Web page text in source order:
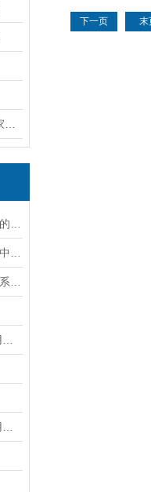
下一页 末